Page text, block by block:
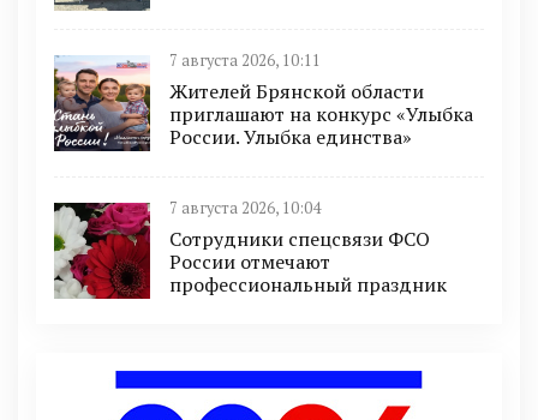
7 августа 2026, 10:11
Жителей Брянской области
приглашают на конкурс «Улыбка
России. Улыбка единства»
7 августа 2026, 10:04
Сотрудники спецсвязи ФСО
России отмечают
профессиональный праздник